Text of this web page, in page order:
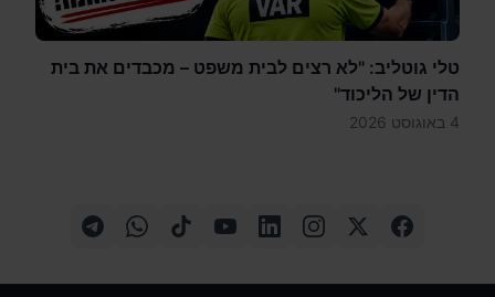
טלי גוטליב: "לא רצים לבית משפט – מכבדים את בית
הדין של הליכוד"
4 באוגוסט 2026